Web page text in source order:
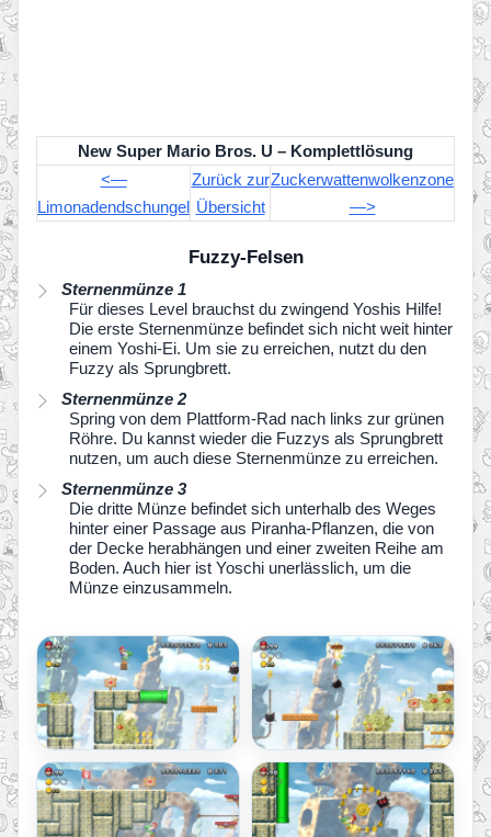
New Super Mario Bros. U – Komplettlösung
<—
Limonadendschungel
Zurück zur
Übersicht
Zuckerwattenwolkenzone
—>
Fuzzy-Felsen
Sternenmünze 1
Für dieses Level brauchst du zwingend Yoshis Hilfe!
Die erste Sternenmünze befindet sich nicht weit hinter
einem Yoshi-Ei. Um sie zu erreichen, nutzt du den
Fuzzy als Sprungbrett.
Sternenmünze 2
Spring von dem Plattform-Rad nach links zur grünen
Röhre. Du kannst wieder die Fuzzys als Sprungbrett
nutzen, um auch diese Sternenmünze zu erreichen.
Sternenmünze 3
Die dritte Münze befindet sich unterhalb des Weges
hinter einer Passage aus Piranha-Pflanzen, die von
der Decke herabhängen und einer zweiten Reihe am
Boden. Auch hier ist Yoschi unerlässlich, um die
Münze einzusammeln.